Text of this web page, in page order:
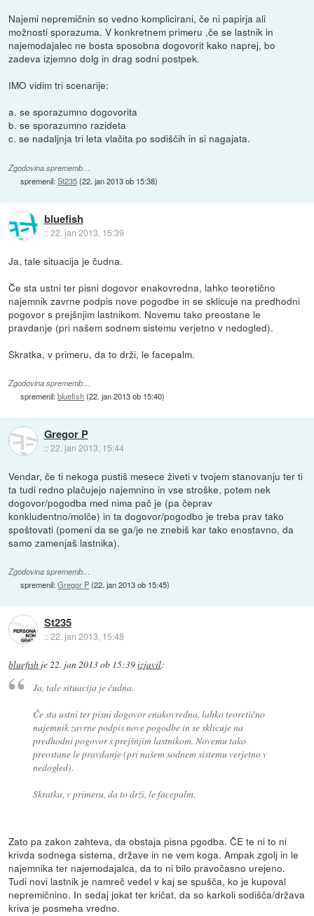
Najemi nepremičnin so vedno komplicirani, če ni papirja ali
možnosti sporazuma. V konkretnem primeru ,če se lastnik in
najemodajalec ne bosta sposobna dogovorit kako naprej, bo
zadeva izjemno dolg in drag sodni postpek.
IMO vidim tri scenarije:
a. se sporazumno dogovorita
b. se sporazumno razideta
c. se nadaljnja tri leta vlačita po sodiščih in si nagajata.
Zgodovina sprememb…
spremenil:St235(22. jan 2013 ob 15:38)
bluefish
::22. jan 2013, 15:39
Ja, tale situacija je čudna.
Če sta ustni ter pisni dogovor enakovredna, lahko teoretično
najemnik zavrne podpis nove pogodbe in se sklicuje na predhodni
pogovor s prejšnjim lastnikom. Novemu tako preostane le
pravdanje (pri našem sodnem sistemu verjetno v nedogled).
Skratka, v primeru, da to drži, le facepalm.
Zgodovina sprememb…
spremenil:bluefish(22. jan 2013 ob 15:40)
Gregor P
::22. jan 2013, 15:44
Vendar, če ti nekoga pustiš mesece živeti v tvojem stanovanju ter ti
ta tudi redno plačujejo najemnino in vse stroške, potem nek
dogovor/pogodba med nima pač je (pa čeprav
konkludentno/molče) in ta dogovor/pogodbo je treba prav tako
spoštovati (pomeni da se ga/je ne znebiš kar tako enostavno, da
samo zamenjaš lastnika).
Zgodovina sprememb…
spremenil:Gregor P(22. jan 2013 ob 15:45)
St235
::22. jan 2013, 15:48
bluefish je22. jan 2013 ob 15:39izjavil:
Ja, tale situacija je čudna.
Če sta ustni ter pisni dogovor enakovredna, lahko teoretično
najemnik zavrne podpis nove pogodbe in se sklicuje na
predhodni pogovor s prejšnjim lastnikom. Novemu tako
preostane le pravdanje (pri našem sodnem sistemu verjetno v
nedogled).
Skratka, v primeru, da to drži, le facepalm.
Zato pa zakon zahteva, da obstaja pisna pgodba. ČE te ni to ni
krivda sodnega sistema, države in ne vem koga. Ampak zgolj in le
najemnika ter najemodajalca, da to ni bilo pravočasno urejeno.
Tudi novi lastnik je namreč vedel v kaj se spušča, ko je kupoval
nepremičnino. In sedaj jokat ter kričat, da so karkoli sodišča/država
kriva je posmeha vredno.